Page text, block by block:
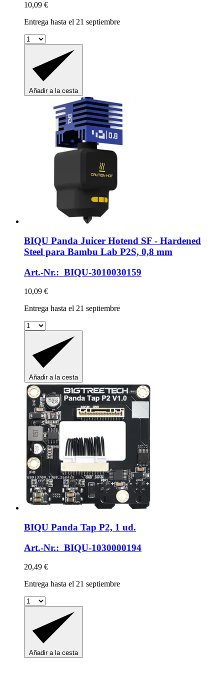
10,09 €
Entrega hasta el 21 septiembre
Añadir a la cesta
BIQU Panda Juicer Hotend SF -​ Hardened
Steel para Bambu Lab P2S, 0,8 mm
Art.-Nr.: BIQU-3010030159
10,09 €
Entrega hasta el 21 septiembre
Añadir a la cesta
BIQU Panda Tap P2, 1 ud.
Art.-Nr.: BIQU-1030000194
20,49 €
Entrega hasta el 21 septiembre
Añadir a la cesta